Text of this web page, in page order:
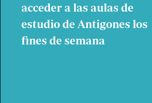
acceder a las aulas de
estudio de Antigones los
fines de semana